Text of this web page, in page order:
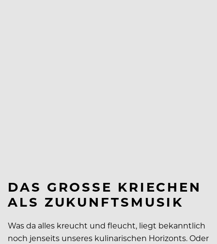
DAS GROSSE KRIECHEN A
LS ZUKUNFTSMUSIK
Was da alles kreucht und fleucht, liegt bekanntlich
noch jenseits unseres kulinarischen Horizonts. Oder